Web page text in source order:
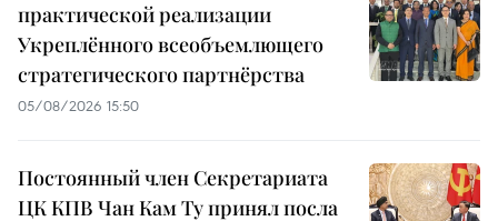
практической реализации
Укреплённого всеобъемлющего
стратегического партнёрства
05/08/2026 15:50
Постоянный член Секретариата
ЦК КПВ Чан Кам Ту принял посла